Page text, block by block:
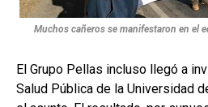
Muchos cañeros se manifestaron en el
El Grupo Pellas incluso llegó a
Salud Pública de la Universidad